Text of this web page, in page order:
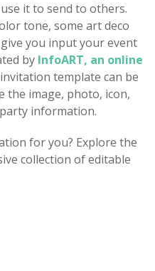
it to send to others.
tone, some art deco
you input your event
by InfoART, an online
template can be
the image, photo, icon,
information.
for you? Explore the
collection of editable